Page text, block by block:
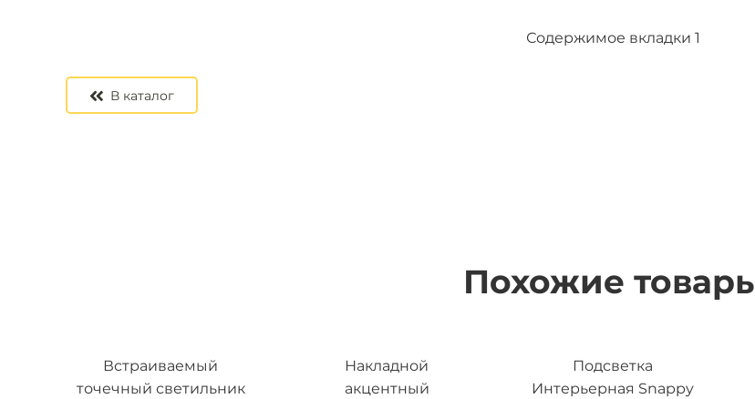
Содержимое вкладки 1
Содержимое вкладки 2
Содержимое вкладки 3
В каталог
Похожие
Встраиваемый
точечный светильник
Накладной
акцентный
Подсветка
Интерьерная Snappy